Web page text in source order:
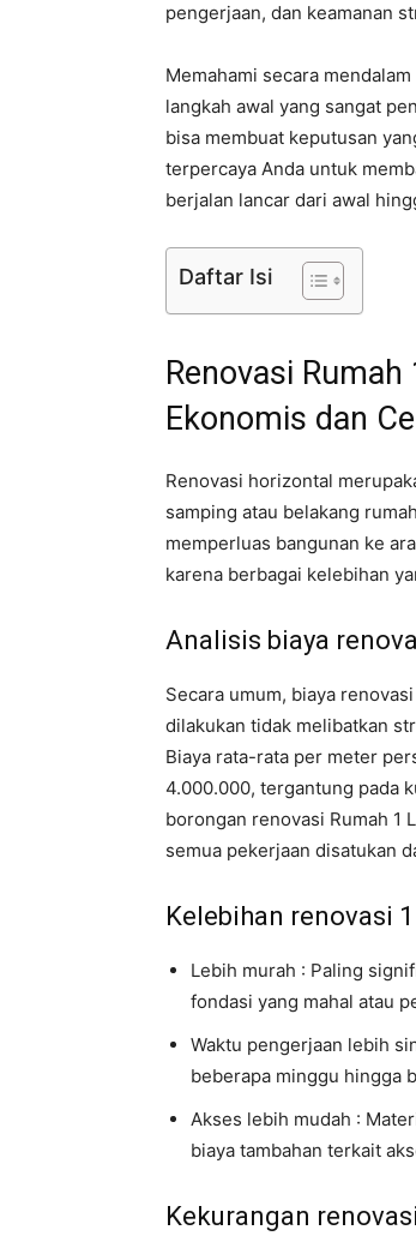
pengerjaan, dan keamanan
Memahami secara
langkah awal yang sangat
bisa membuat keputusan
terpercaya Anda untuk
berjalan lancar dari awal
Daftar Isi
Renovasi
Ekonomis dan
Renovasi horizontal
samping atau belakang
memperluas bangunan ke
karena berbagai kelebihan
Analisis biaya
Secara umum, biaya
dilakukan tidak melibatkan
Biaya rata-rata per meter
4.000.000, tergantung pada
borongan renovasi Rumah 1
semua pekerjaan disatukan
Kelebihan renovasi
Lebih murah : Paling
fondasi yang mahal atau
Waktu pengerjaan lebih
beberapa minggu hingga
Akses lebih mudah :
biaya tambahan terkait
Kekurangan